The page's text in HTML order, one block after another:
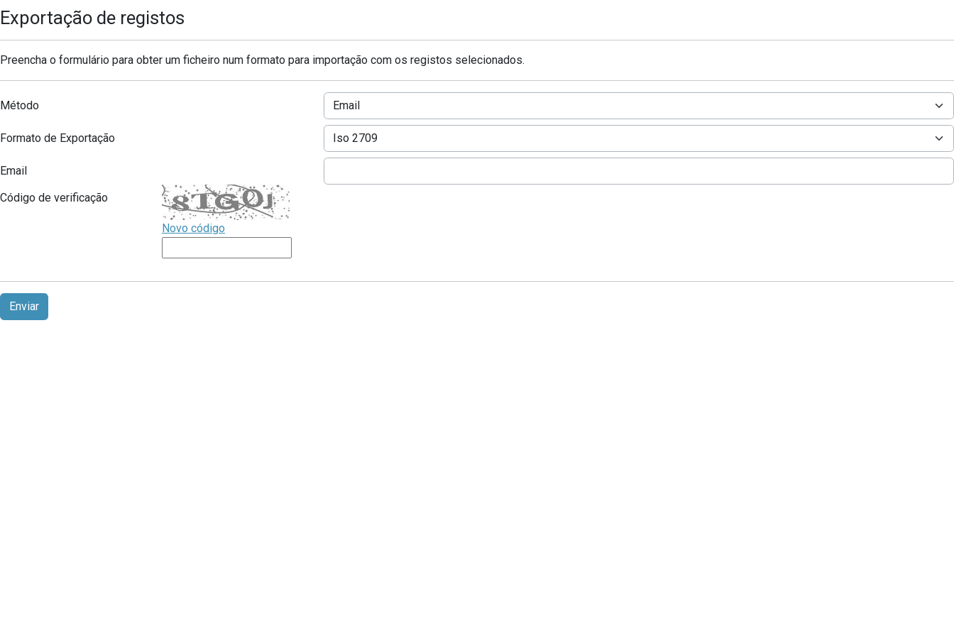
Exportação de registos
Preencha o formulário para obter um ficheiro num formato para importação com os registos selecionados.
Método
Formato de Exportação
Email
Código de verificação
Novo código